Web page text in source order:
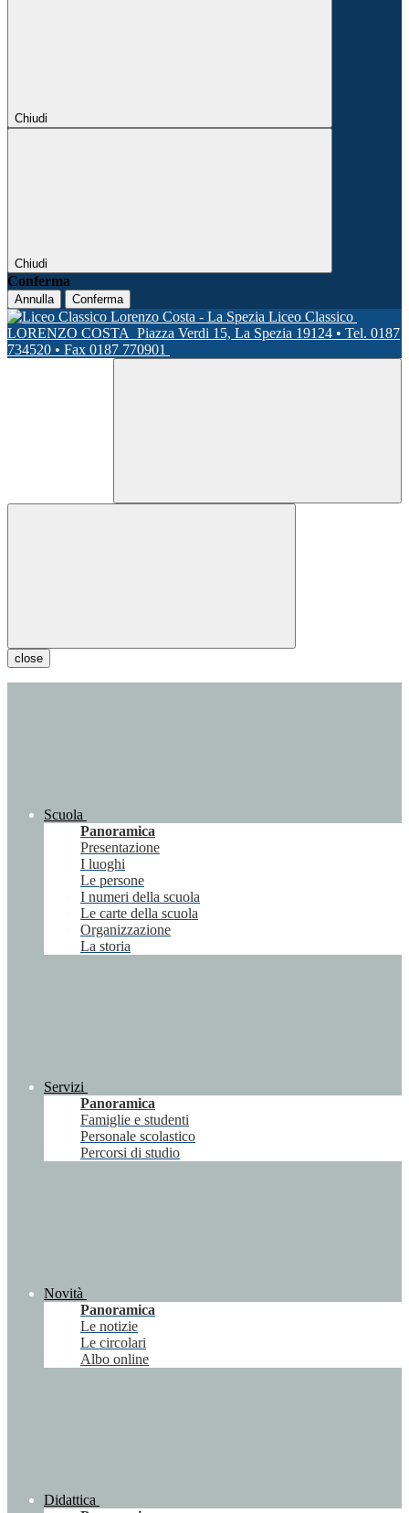
Chiudi
Chiudi
Conferma
Annulla Conferma
Liceo Classico
LORENZO COSTA Piazza Verdi 15, La Spezia 19124 • Tel. 0187
734520 • Fax 0187 770901
close
Scuola
Panoramica
Presentazione
I luoghi
Le persone
I numeri della scuola
Le carte della scuola
Organizzazione
La storia
Servizi
Panoramica
Famiglie e studenti
Personale scolastico
Percorsi di studio
Novità
Panoramica
Le notizie
Le circolari
Albo online
Didattica